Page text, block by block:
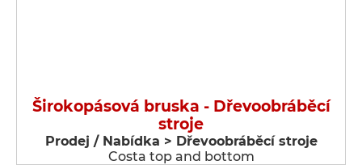
Širokopásová bruska - Dřevoobráběcí
stroje
Prodej / Nabídka > Dřevoobráběcí stroje
Costa top and bottom